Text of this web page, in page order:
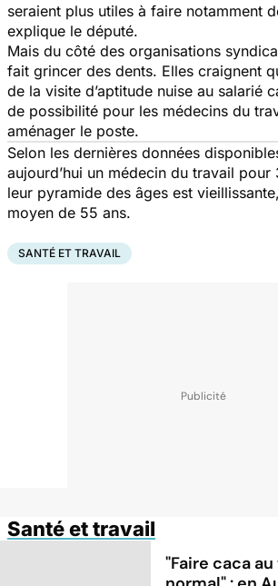
seraient plus utiles à faire notamment
explique le député.
Mais du côté des organisations
fait grincer des dents. Elles craignent
de la visite d’aptitude nuise au salarié
de possibilité pour les médecins du
aménager le poste.
Selon les dernières données
aujourd’hui un médecin du travail
leur pyramide des âges est
moyen de 55 ans.
SANTÉ ET TRAVAIL
Santé et travail
"Faire caca